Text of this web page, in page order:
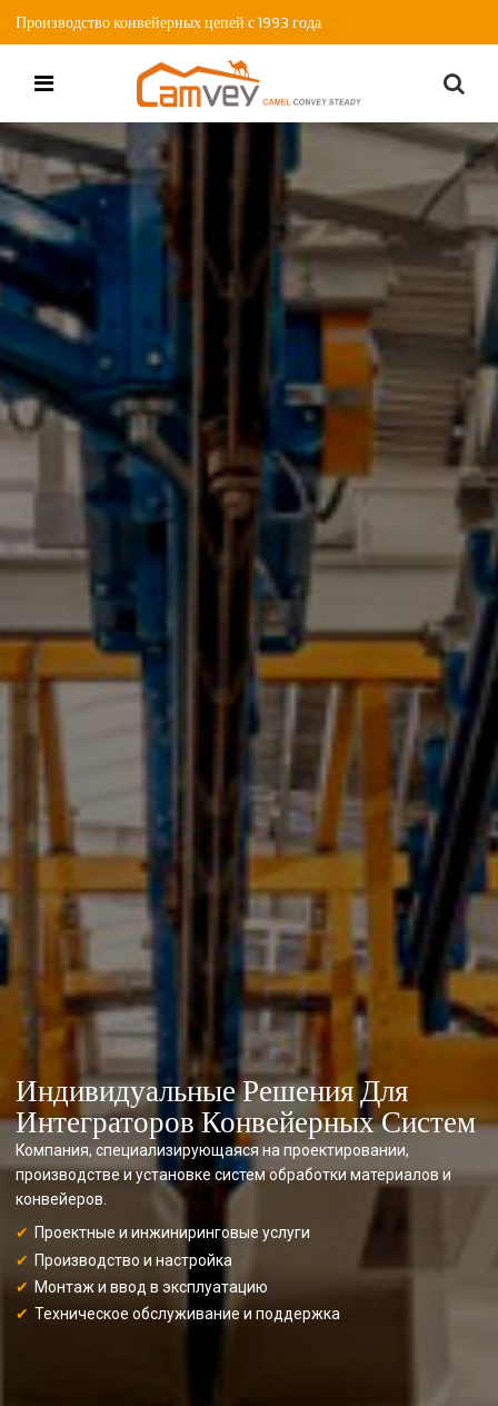
Производство конвейерных цепей с 1993 года
Индивидуальные Решения Для
Интеграторов Конвейерных Систем
Компания, специализирующаяся на проектировании,
производстве и установке систем обработки материалов и
конвейеров.
Проектные и инжиниринговые услуги
Производство и настройка
Монтаж и ввод в эксплуатацию
Техническое обслуживание и поддержка